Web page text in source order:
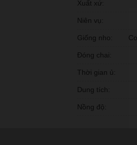
Xuất xứ:
Niên vụ:
Giống nho:
Đóng chai:
Thời gian ủ:
Dung tích:
Nồng độ: